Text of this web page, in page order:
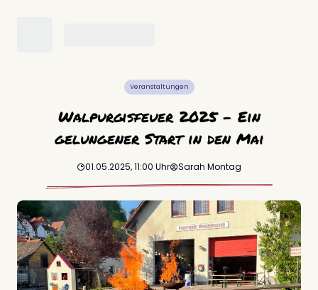
Veranstaltungen
Walpurgisfeuer 2025 - Ein
gelungener Start in den Mai
01.05.2025, 11:00 Uhr Sarah Montag